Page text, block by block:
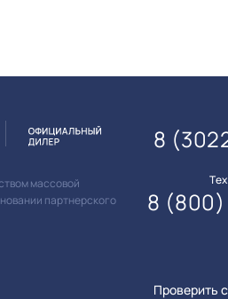
массовой
партнерского
Проверить
8
8